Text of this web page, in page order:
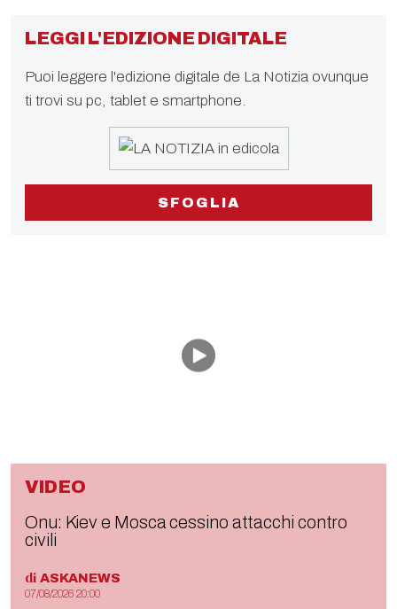
LEGGI L'EDIZIONE DIGITALE
Puoi leggere l'edizione digitale de La Notizia ovunque
ti trovi su pc, tablet e smartphone.
SFOGLIA
VIDEO
Onu: Kiev e Mosca cessino attacchi contro
civili
di ASKANEWS
07/08/2026 20:00